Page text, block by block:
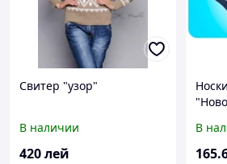
Свитер "узор"
В наличии
420лей
В
165